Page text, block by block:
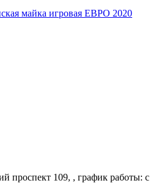
майка игровая ЕВРО 2020
проспект 109, , график работы: с